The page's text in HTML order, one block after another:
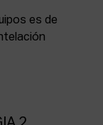
es de